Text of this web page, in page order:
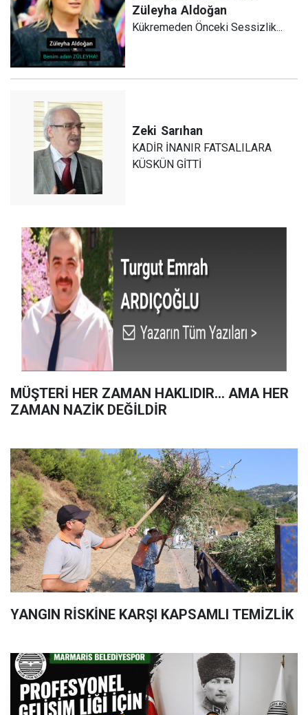
Züleyha Aldoğan
Kükremeden Önceki Sessizlik...
Zeki Sarıhan
KADİR İNANIR FATSALILARA
KÜSKÜN GİTTİ
MÜŞTERİ HER ZAMAN HAKLIDIR… AMA HER
ZAMAN NAZİK DEĞİLDİR
YANGIN RİSKİNE KARŞI KAPSAMLI TEMİZLİK